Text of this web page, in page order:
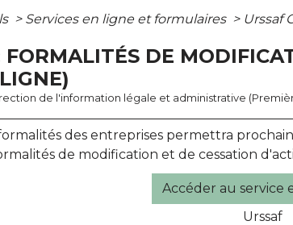
> Services en ligne et formulaires > Urssaf
FORMALITÉS DE
de l'information légale et administrative
des entreprises permettra
de modification et de cessation
Accéder au service
Urssaf